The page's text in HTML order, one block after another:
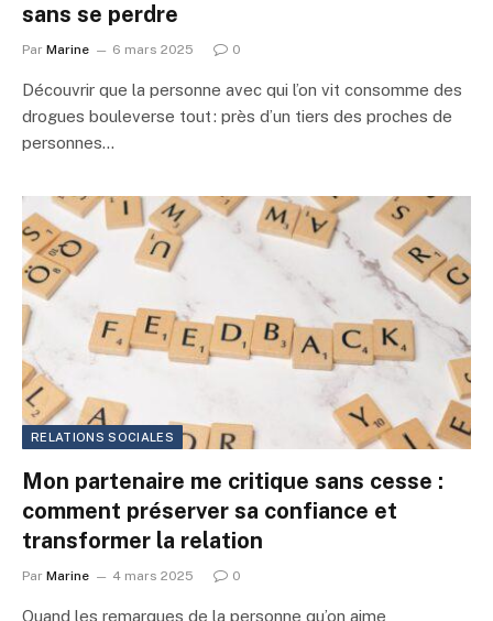
sans se perdre
Par Marine 6 mars 2025 0
Découvrir que la personne avec qui l’on vit consomme des
drogues bouleverse tout : près d’un tiers des proches de
personnes…
RELATIONS SOCIALES
Mon partenaire me critique sans cesse :
comment préserver sa confiance et
transformer la relation
Par Marine 4 mars 2025 0
Quand les remarques de la personne qu’on aime